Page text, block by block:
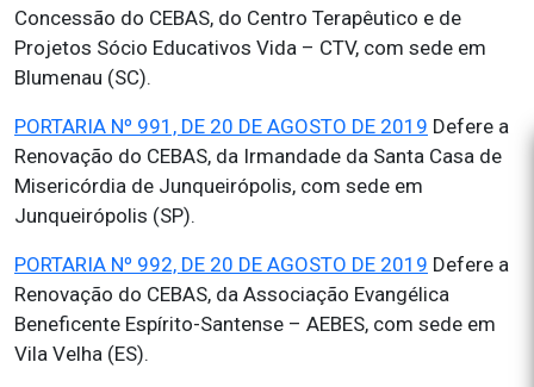
Concessão do CEBAS, do Centro Terapêutico e de
Projetos Sócio Educativos Vida – CTV, com sede em
Blumenau (SC).
PORTARIA Nº 991, DE 20 DE AGOSTO DE 2019 Defere a
Renovação do CEBAS, da Irmandade da Santa Casa de
Misericórdia de Junqueirópolis, com sede em
Junqueirópolis (SP).
PORTARIA Nº 992, DE 20 DE AGOSTO DE 2019 Defere a
Renovação do CEBAS, da Associação Evangélica
Beneficente Espírito-Santense – AEBES, com sede em
Vila Velha (ES).